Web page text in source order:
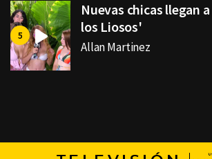
Nuevas chicas llegan
los Liosos'
Allan Martinez